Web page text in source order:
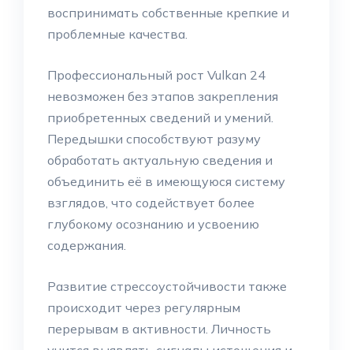
воспринимать собственные крепкие и
проблемные качества.
Профессиональный рост Vulkan 24
невозможен без этапов закрепления
приобретенных сведений и умений.
Передышки способствуют разуму
обработать актуальную сведения и
объединить её в имеющуюся систему
взглядов, что содействует более
глубокому осознанию и усвоению
содержания.
Развитие стрессоустойчивости также
происходит через регулярным
перерывам в активности. Личность